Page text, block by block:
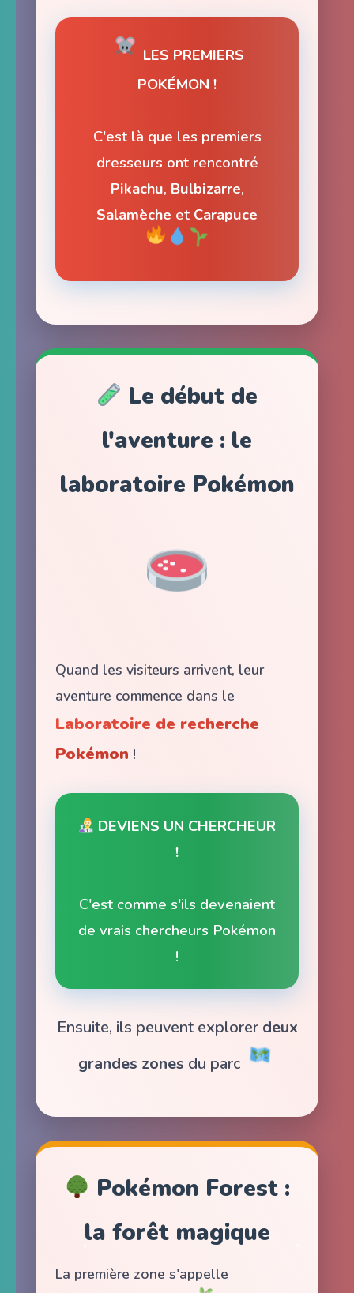
LES PREMIERS
POKÉMON !
C'est là que les premiers
dresseurs ont rencontré
Pikachu, Bulbizarre,
Salamèche et Carapuce
Le début de
l'aventure : le
laboratoire Pokémon
Quand les visiteurs arrivent, leur
aventure commence dans le
Laboratoire de recherche
Pokémon !
DEVIENS UN CHERCHEUR
!
C'est comme s'ils devenaient
de vrais chercheurs Pokémon
!
Ensuite, ils peuvent explorer deux
grandes zones du parc
Pokémon Forest :
la forêt magique
La première zone s'appelle